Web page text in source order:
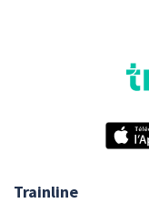
Trainline